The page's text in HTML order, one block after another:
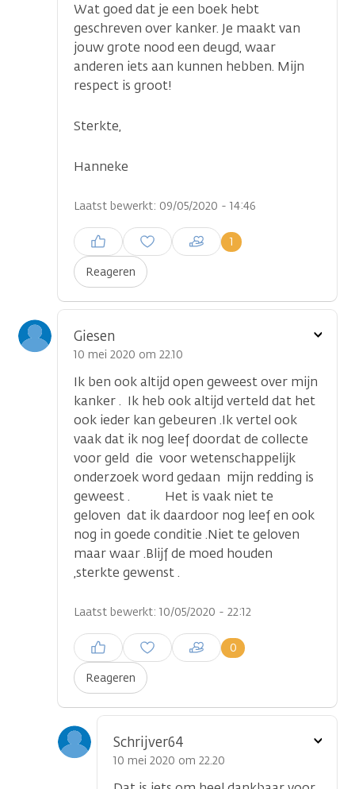
Wat goed dat je een boek hebt
geschreven over kanker. Je maakt van
jouw grote nood een deugd, waar
anderen iets aan kunnen hebben. Mijn
respect is groot!
Sterkte,
Hanneke
Laatst bewerkt: 09/05/2020 - 14:46
Reageren
1
Inloggen om een reactie te
plaatsen
Giesen
10 mei 2020 om 22.10
Ik ben ook altijd open geweest over mijn
kanker . Ik heb ook altijd verteld dat het
ook ieder kan gebeuren .Ik vertel ook
vaak dat ik nog leef doordat de collecte
voor geld die voor wetenschappelijk
onderzoek word gedaan mijn redding is
geweest . Het is vaak niet te
geloven dat ik daardoor nog leef en ook
nog in goede conditie .Niet te geloven
maar waar .Blijf de moed houden
,sterkte gewenst .
Laatst bewerkt: 10/05/2020 - 22:12
Reageren
0
Inloggen om een reactie te
plaatsen
Toon
Schrijver64
10 mei 2020 om 22.20
Toon